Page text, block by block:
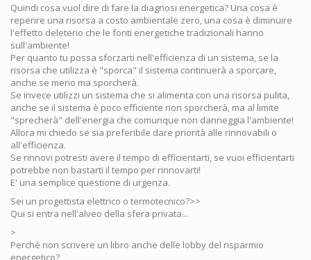
Quindi cosa vuol dire di fare la diagnosi energetica? Una cosa è
reperire una risorsa a costo ambientale zero, una cosa è diminuire
l'effetto deleterio che le fonti energetiche tradizionali hanno
sull'ambiente!
Per quanto tu possa sforzarti nell'efficienza di un sistema, se la
risorsa che utilizza è "sporca" il sistema continuerà a sporcare,
anche se meno ma sporcherà.
Se invece utilizzi un sistema che si alimenta con una risorsa pulita,
anche se il sistema è poco efficiente non sporcherà, ma al limite
"sprecherà" dell'energia che comunque non danneggia l'ambiente!
Allora mi chiedo se sia preferibile dare priorità alle rinnovabili o
all'efficienza.
Se rinnovi potresti avere il tempo di efficientarti, se vuoi efficientarti
potrebbe non bastarti il tempo per rinnovarti!
E' una semplice questione di urgenza.
Sei un progettista elettrico o termotecnico?>>
Qui si entra nell'alveo della sfera privata...
>
Perchè non scrivere un libro anche delle lobby del risparmio
energetico?